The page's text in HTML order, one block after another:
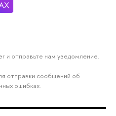
и отправьте нам уведомление.
отправки сообщений об
ошибках.